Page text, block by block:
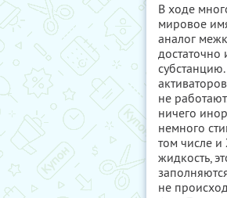
В ходе
мировое
аналог
достаточно
не
ничего
немного
том числе и
жидкость,
не